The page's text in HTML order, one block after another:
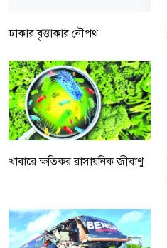
ঢাকার বৃত্তাকার নৌপথ
খাবারে ক্ষতিকর রাসায়নিক জীবাণু